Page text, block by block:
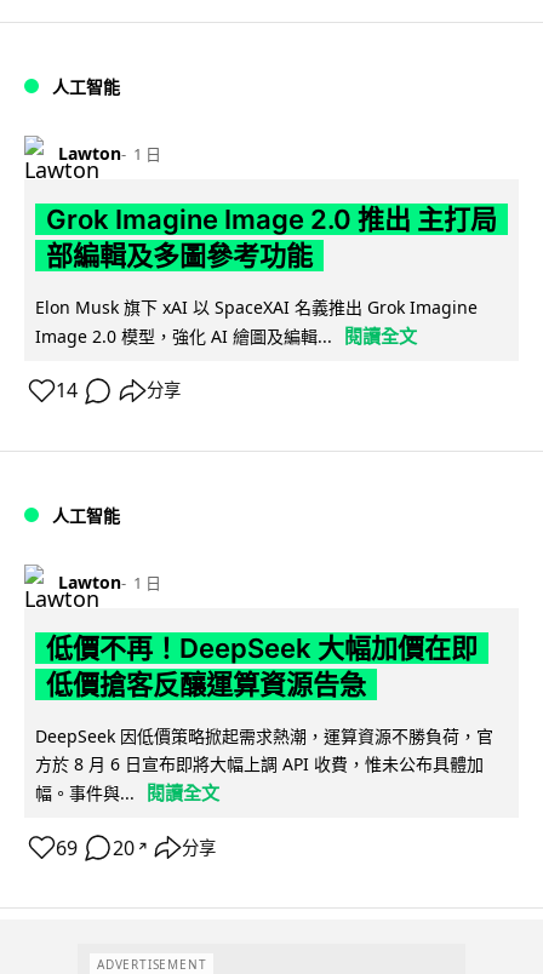
人工智能
Lawton 1 日
Grok Imagine Image 2.0 推出 主打局
部編輯及多圖參考功能
Elon Musk 旗下 xAI 以 SpaceXAI 名義推出 Grok Imagine
Image 2.0 模型，強化 AI 繪圖及編輯...
閱讀全文
14 分享
人工智能
Lawton 1 日
低價不再！DeepSeek 大幅加價在即
低價搶客反釀運算資源告急
DeepSeek 因低價策略掀起需求熱潮，運算資源不勝負荷，官
方於 8 月 6 日宣布即將大幅上調 API 收費，惟未公布具體加
幅。事件與...
閱讀全文
69 20 ↗ 分享
ADVERTISEMENT